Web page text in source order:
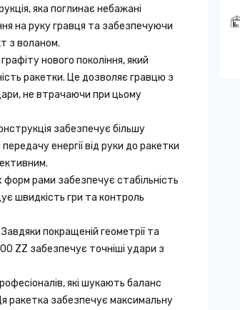
яка поглинає небажані
на руку гравця та забезпечуючи
з воланом.
нового покоління, який
ракетки. Це дозволяє гравцю з
не втрачаючи при цьому
забезпечує більшу
енергії від руки до ракетки
рами забезпечує стабільність
швидкість гри та контроль
покращеній геометрії та
ZZ забезпечує точніші удари з
які шукають баланс
ракетка забезпечує максимальну